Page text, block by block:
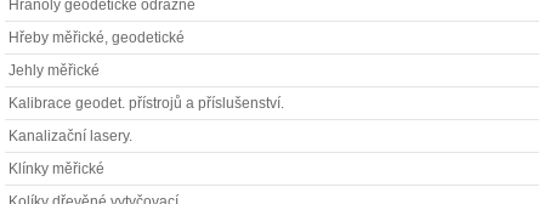
Hranoly geodetické odrazné
Hřeby měřické, geodetické
Jehly měřické
Kalibrace geodet. přístrojů a příslušenství.
Kanalizační lasery.
Klínky měřické